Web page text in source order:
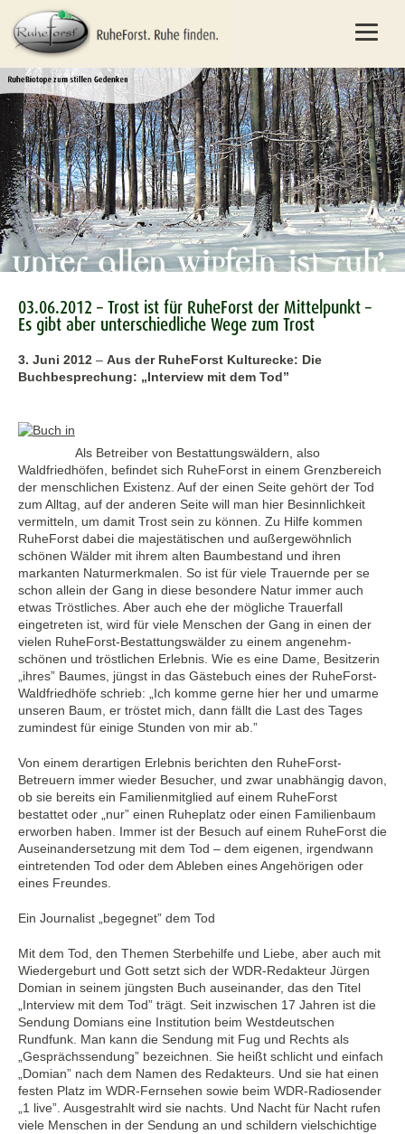
03.06.2012 – Trost ist für RuheForst der Mittelpunkt –
Es gibt aber unterschiedliche Wege zum Trost
3. Juni 2012 – Aus der RuheForst Kulturecke: Die
Buchbesprechung: „Interview mit dem Tod”
Als Betreiber von Bestattungswäldern, also
Waldfriedhöfen, befindet sich RuheForst in einem Grenzbereich
der menschlichen Existenz. Auf der einen Seite gehört der Tod
zum Alltag, auf der anderen Seite will man hier Besinnlichkeit
vermitteln, um damit Trost sein zu können. Zu Hilfe kommen
RuheForst dabei die majestätischen und außergewöhnlich
schönen Wälder mit ihrem alten Baumbestand und ihren
markanten Naturmerkmalen. So ist für viele Trauernde per se
schon allein der Gang in diese besondere Natur immer auch
etwas Tröstliches. Aber auch ehe der mögliche Trauerfall
eingetreten ist, wird für viele Menschen der Gang in einen der
vielen RuheForst-Bestattungswälder zu einem angenehm-
schönen und tröstlichen Erlebnis. Wie es eine Dame, Besitzerin
„ihres” Baumes, jüngst in das Gästebuch eines der RuheForst-
Waldfriedhöfe schrieb: „Ich komme gerne hier her und umarme
unseren Baum, er tröstet mich, dann fällt die Last des Tages
zumindest für einige Stunden von mir ab.”
Von einem derartigen Erlebnis berichten den RuheForst-
Betreuern immer wieder Besucher, und zwar unabhängig davon,
ob sie bereits ein Familienmitglied auf einem RuheForst
bestattet oder „nur” einen Ruheplatz oder einen Familienbaum
erworben haben. Immer ist der Besuch auf einem RuheForst die
Auseinandersetzung mit dem Tod – dem eigenen, irgendwann
eintretenden Tod oder dem Ableben eines Angehörigen oder
eines Freundes.
Ein Journalist „begegnet” dem Tod
Mit dem Tod, den Themen Sterbehilfe und Liebe, aber auch mit
Wiedergeburt und Gott setzt sich der WDR-Redakteur Jürgen
Domian in seinem jüngsten Buch auseinander, das den Titel
„Interview mit dem Tod” trägt. Seit inzwischen 17 Jahren ist die
Sendung Domians eine Institution beim Westdeutschen
Rundfunk. Man kann die Sendung mit Fug und Rechts als
„Gesprächssendung” bezeichnen. Sie heißt schlicht und einfach
„Domian” nach dem Namen des Redakteurs. Und sie hat einen
festen Platz im WDR-Fernsehen sowie beim WDR-Radiosender
„1 live”. Ausgestrahlt wird sie nachts. Und Nacht für Nacht rufen
viele Menschen in der Sendung an und schildern vielschichtige